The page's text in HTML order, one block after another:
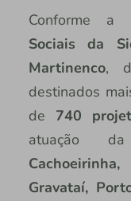
Conforme a
Sociais da
Martinenco,
destinados
de 740
atuação
Gravataí,